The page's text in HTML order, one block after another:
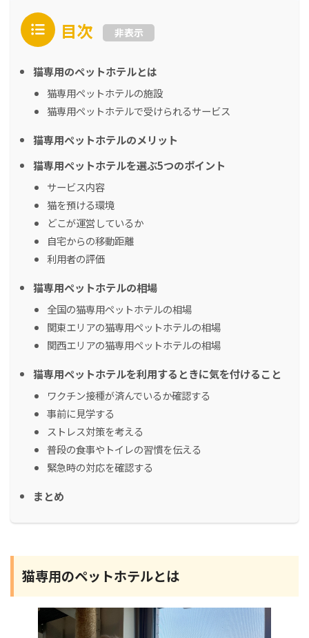
目次 非表示
猫専用のペットホテルとは
猫専用ペットホテルの施設
猫専用ペットホテルで受けられるサービス
猫専用ペットホテルのメリット
猫専用ペットホテルを選ぶ5つのポイント
サービス内容
猫を預ける環境
どこが運営しているか
自宅からの移動距離
利用者の評価
猫専用ペットホテルの相場
全国の猫専用ペットホテルの相場
関東エリアの猫専用ペットホテルの相場
関西エリアの猫専用ペットホテルの相場
猫専用ペットホテルを利用するときに気を付けること
ワクチン接種が済んでいるか確認する
事前に見学する
ストレス対策を考える
普段の食事やトイレの習慣を伝える
緊急時の対応を確認する
まとめ
猫専用のペットホテルとは